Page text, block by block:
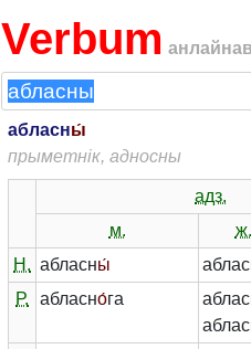
Verbum
абласны́
прыметнік, адносны
адз.
м.
ж.
Н. абласны́
Р.
абласно́га